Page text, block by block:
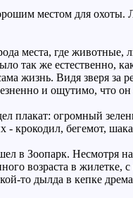
местом для
места, где
так же естественно,
жизнь. Видя зверя
и ощутимо, что
плакат: огромный
- крокодил, бегемот,
в Зоопарк. Несмотря
возраста в
то дылда в кепке